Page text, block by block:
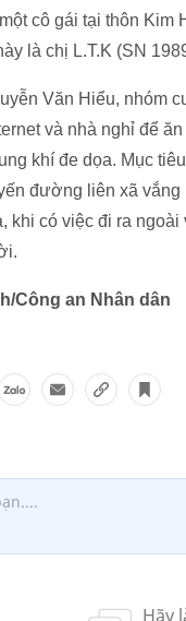
cô gái tại thôn
là chị L.T.K (SN
Văn Hiểu, nhóm
và nhà nghỉ để
khí đe dọa. Mục
đường liên xã
khi có việc đi ra
Công an Nhân dân